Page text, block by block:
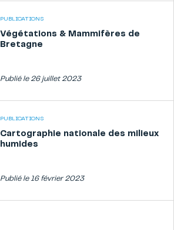
PUBLICATIONS
Végétations & Mammifères de
Bretagne
Publié le 26 juillet 2023
PUBLICATIONS
Cartographie nationale des milieux
humides
Publié le 16 février 2023